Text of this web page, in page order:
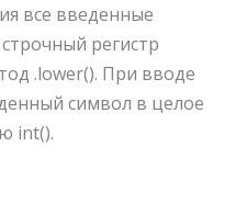
все введенные
регистр
.lower(). При вводе
символ в целое
int().